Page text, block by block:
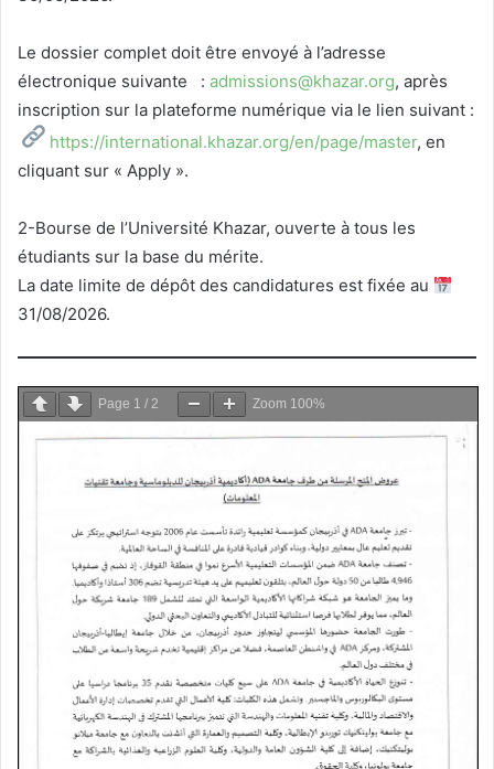
Le dossier complet doit être envoyé à l’adresse
électronique suivante : admissions@khazar.org, après
inscription sur la plateforme numérique via le lien suivant :
https://international.khazar.org/en/page/master⁠, en
cliquant sur « Apply ».
2-Bourse de l’Université Khazar, ouverte à tous les
étudiants sur la base du mérite.
La date limite de dépôt des candidatures est fixée au
31/08/2026.
Page 1 / 2 Zoom 100%